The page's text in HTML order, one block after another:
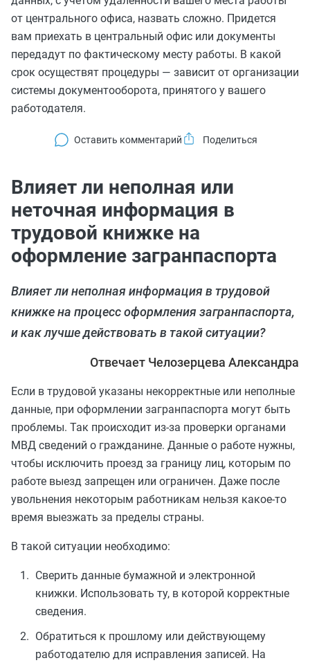
от центрального офиса, назвать сложно. Придется
вам приехать в центральный офис или документы
передадут по фактическому месту работы. В какой
срок осуществят процедуры — зависит от организации
системы документооборота, принятого у вашего
работодателя.
Оставить комментарий
Влияет ли неполная или
неточная информация в
трудовой книжке на
оформление загранпаспорта
Влияет ли неполная информация в трудовой
книжке на процесс оформления загранпаспорта,
и как лучше действовать в такой ситуации?
Отвечает Челозерцева Александра
Если в трудовой указаны некорректные или неполные
данные, при оформлении загранпаспорта могут быть
проблемы. Так происходит из-за проверки органами
МВД сведений о гражданине. Данные о работе нужны,
чтобы исключить проезд за границу лиц, которым по
работе выезд запрещен или ограничен. Даже после
увольнения некоторым работникам нельзя какое-то
время выезжать за пределы страны.
В такой ситуации необходимо:
Сверить данные бумажной и электронной
книжки. Использовать ту, в которой корректные
сведения.
Обратиться к прошлому или действующему
работодателю для исправления записей. На